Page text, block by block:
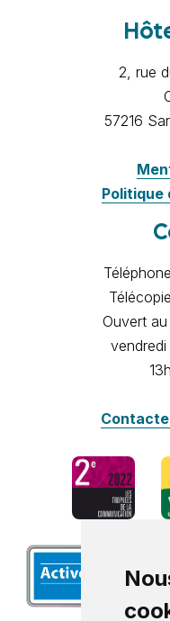
2, rue
57216
Politique
Ouvert